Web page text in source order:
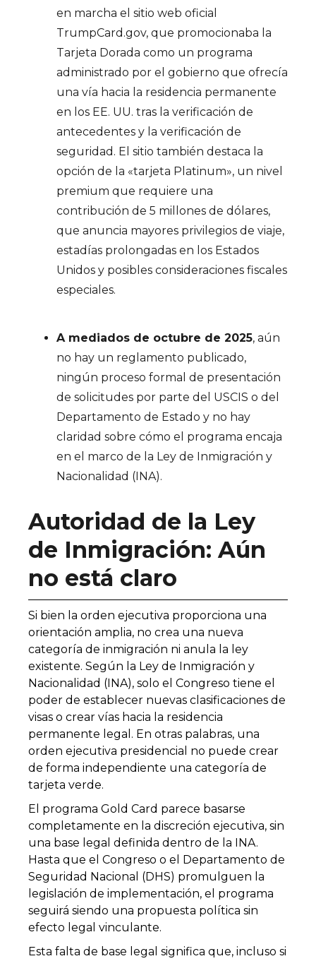
en marcha el sitio web oficial
TrumpCard.gov, que promocionaba la
Tarjeta Dorada como un programa
administrado por el gobierno que ofrecía
una vía hacia la residencia permanente
en los EE. UU. tras la verificación de
antecedentes y la verificación de
seguridad. El sitio también destaca la
opción de la «tarjeta Platinum», un nivel
premium que requiere una
contribución de 5 millones de dólares,
que anuncia mayores privilegios de viaje,
estadías prolongadas en los Estados
Unidos y posibles consideraciones fiscales
especiales.
A mediados de octubre de 2025, aún
no hay un reglamento publicado,
ningún proceso formal de presentación
de solicitudes por parte del USCIS o del
Departamento de Estado y no hay
claridad sobre cómo el programa encaja
en el marco de la Ley de Inmigración y
Nacionalidad (INA).
Autoridad de la Ley
de Inmigración: Aún
no está claro
Si bien la orden ejecutiva proporciona una
orientación amplia, no crea una nueva
categoría de inmigración ni anula la ley
existente. Según la Ley de Inmigración y
Nacionalidad (INA), solo el Congreso tiene el
poder de establecer nuevas clasificaciones de
visas o crear vías hacia la residencia
permanente legal. En otras palabras, una
orden ejecutiva presidencial no puede crear
de forma independiente una categoría de
tarjeta verde.
El programa Gold Card parece basarse
completamente en la discreción ejecutiva, sin
una base legal definida dentro de la INA.
Hasta que el Congreso o el Departamento de
Seguridad Nacional (DHS) promulguen la
legislación de implementación, el programa
seguirá siendo una propuesta política sin
efecto legal vinculante.
Esta falta de base legal significa que, incluso si